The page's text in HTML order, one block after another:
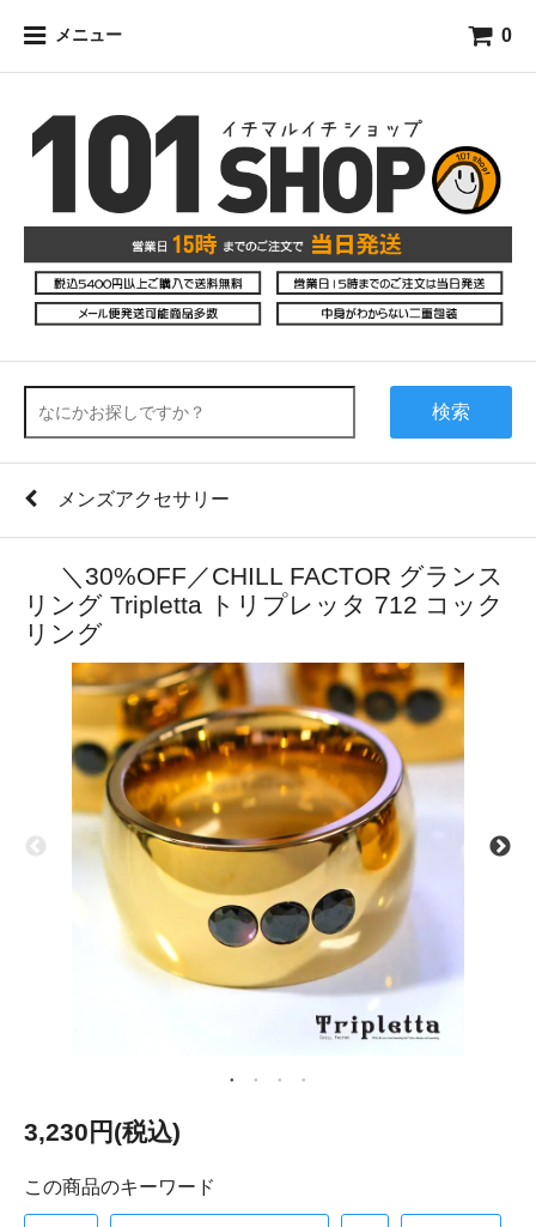
メニュー 0
検索
メンズアクセサリー
＼30%OFF／CHILL FACTOR グランス
リング Tripletta トリプレッタ 712 コック
リング
3,230円(税込)
この商品のキーワード